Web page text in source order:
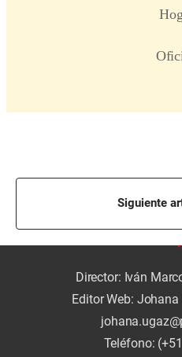
Siguiente
Director: Iván
Editor Web:
Teléfono: